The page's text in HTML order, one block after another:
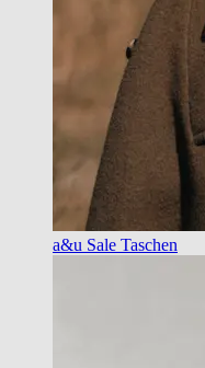
a&u Sale Taschen